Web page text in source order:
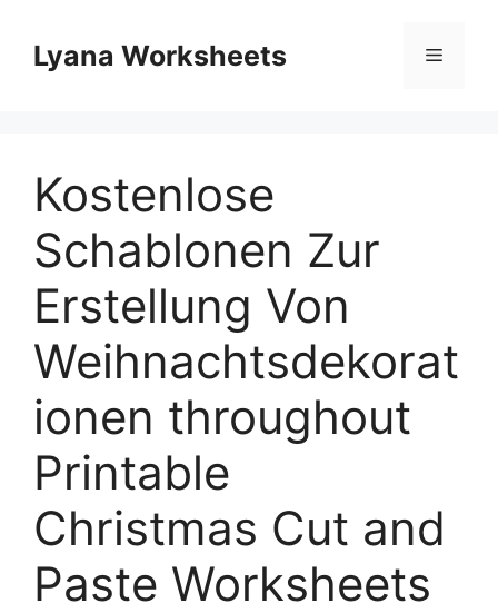
contentLyana Worksheets Menu
Kostenlose
Schablonen Zur
Erstellung Von
Weihnachtsdekorat
ionen throughout
Printable
Christmas Cut and
Paste Worksheets